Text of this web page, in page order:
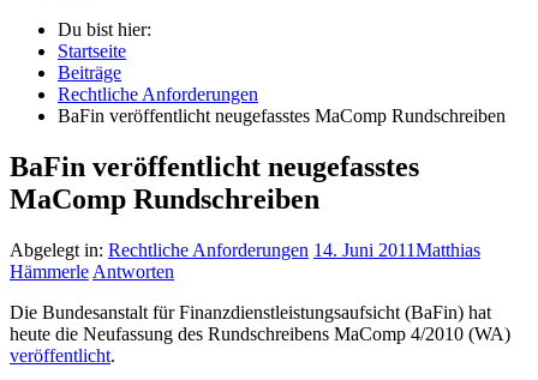
Du bist hier:
Startseite
Beiträge
Rechtliche Anforderungen
BaFin veröffentlicht neugefasstes MaComp Rundschreiben
BaFin veröffentlicht neugefasstes
MaComp Rundschreiben
Abgelegt in: Rechtliche Anforderungen 14. Juni 2011Matthias
Hämmerle Antworten
Die Bundesanstalt für Finanzdienstleistungsaufsicht (BaFin) hat
heute die Neufassung des Rundschreibens MaComp 4/2010 (WA)
veröffentlicht.